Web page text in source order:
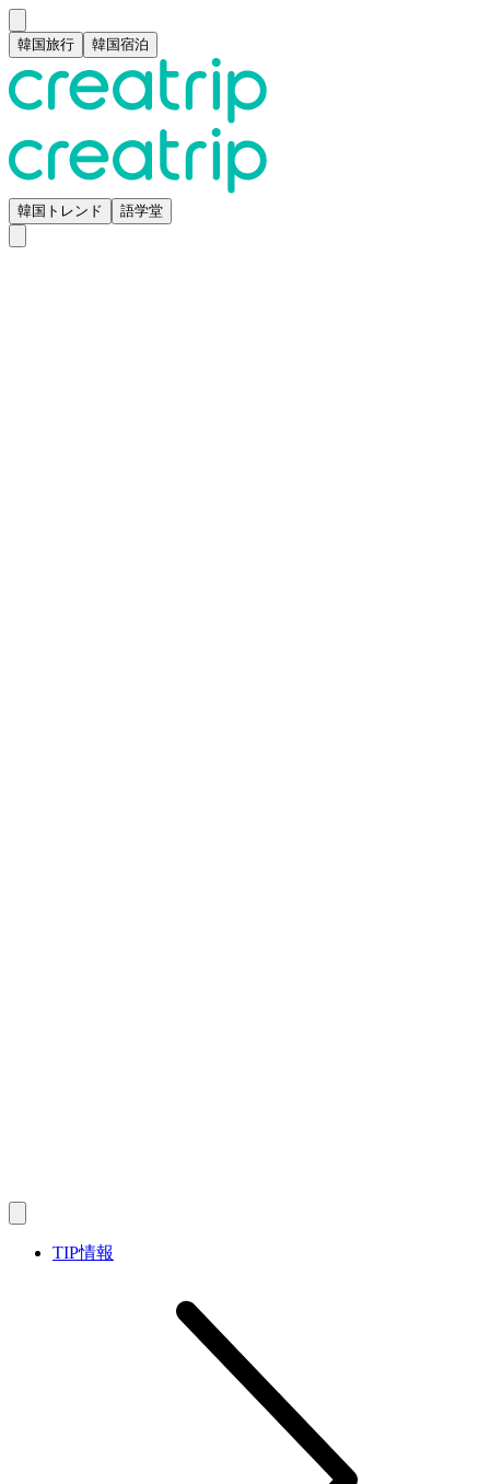
韓国旅行 韓国宿泊
韓国トレンド 語学堂
TIP情報